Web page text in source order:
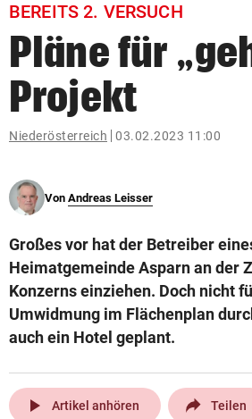
bookmark
search
Suchbegriff
eingeben
© Krone Multimedia GmbH & Co KG 2026
BEREITS 2. VERSUCH
Pläne für
Projekt
Niederösterreich 03.02.2023 11:00
Von Andreas Leisser
Großes vor hat der Betreiber
Heimatgemeinde Asparn an der
Konzerns einziehen. Doch nicht
Umwidmung im Flächenplan
auch ein Hotel geplant.
play_arrow Artikel anhören Teilen